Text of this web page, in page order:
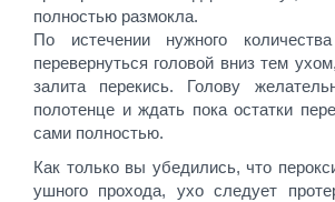
полностью размокла.
По истечении нужного
перевернуться головой вниз тем
залита перекись. Голову
полотенце и ждать пока остатки
сами полностью.
Как только вы убедились, что
ушного прохода, ухо следует